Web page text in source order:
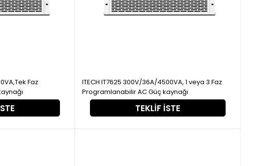
TEKLIF İSTE
ITECH IT7625 300V/36A/4500VA, 1 veya 3 Faz
Programlanabilir AC Güç kaynağı